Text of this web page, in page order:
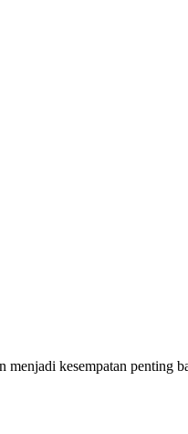
kesempatan penting